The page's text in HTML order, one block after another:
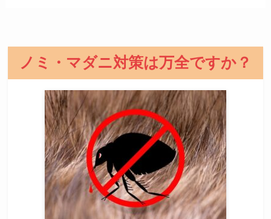
ノミ・マダニ対策は万全ですか？